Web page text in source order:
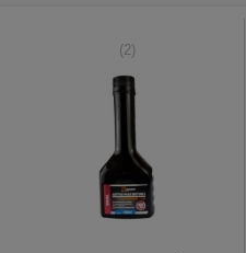
(2)